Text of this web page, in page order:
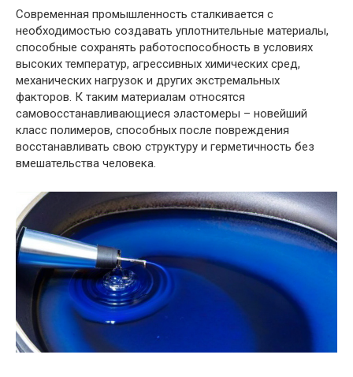
Современная промышленность сталкивается с
необходимостью создавать уплотнительные материалы,
способные сохранять работоспособность в условиях
высоких температур, агрессивных химических сред,
механических нагрузок и других экстремальных
факторов. К таким материалам относятся
самовосстанавливающиеся эластомеры – новейший
класс полимеров, способных после повреждения
восстанавливать свою структуру и герметичность без
вмешательства человека.